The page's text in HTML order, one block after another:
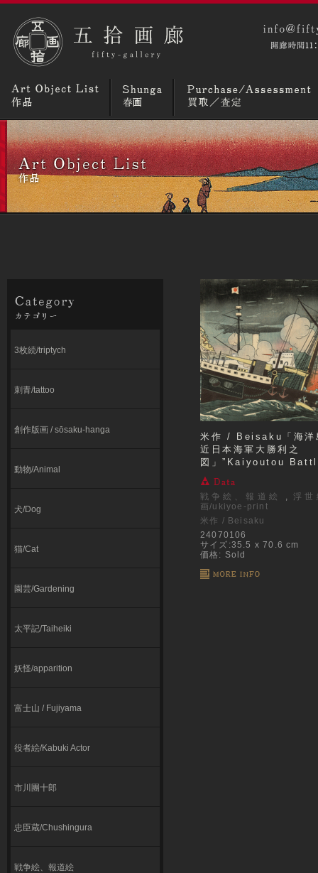
コラム ニュースとトピックス 画廊概要
3枚続/triptych
刺青/tattoo
創作版画 / sōsaku-hanga
動物/Animal
犬/Dog
猫/Cat
園芸/Gardening
太平記/Taiheiki
妖怪/apparition
富士山 / Fujiyama
役者絵/Kabuki Actor
市川團十郎
忠臣蔵/Chushingura
戦争絵、報道絵
米作 / Beisaku「海洋
近日本海軍大勝利之
図」”Kaiyoutou
戦争絵、報道絵 ,浮
画/ukiyoe-print
米作 / Beisaku
24070106
サイズ:35.5 x 70.6 cm
価格: Sold